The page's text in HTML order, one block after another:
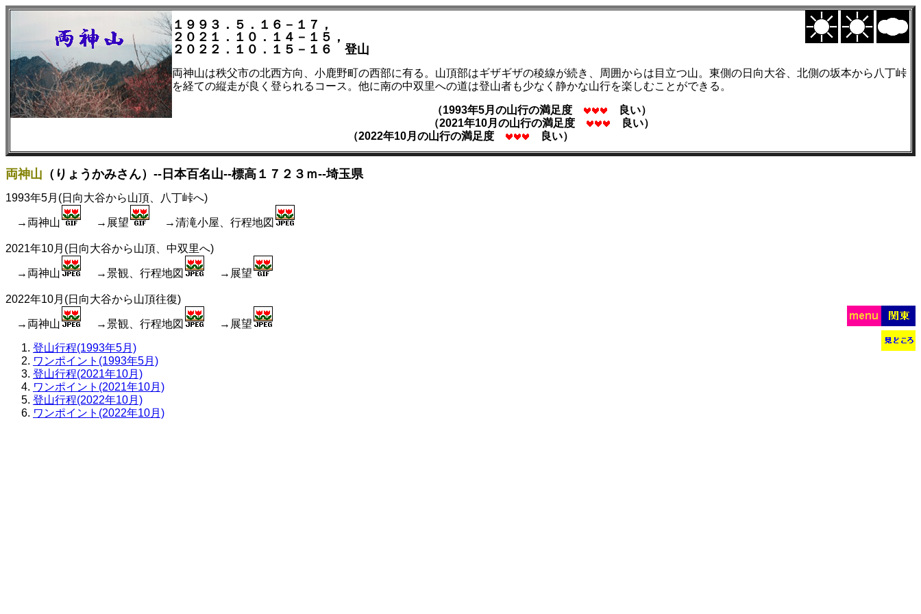
１９９３．５．１６－１７，
２０２１．１０．１４－１５，
２０２２．１０．１５－１６ 登山
両神山は秩父市の北西方向、小鹿野町の西部に有る。山頂部はギザギザの稜線が続き、周囲からは目立つ山。東側の日向大谷、北側の坂本から八丁峠
を経ての縦走が良く登られるコース。他に南の中双里への道は登山者も少なく静かな山行を楽しむことができる。
（1993年5月の山行の満足度
良い）
（2021年10月の山行の満足度
良い）
（2022年10月の山行の満足度
良い）
両神山 （りょうかみさん）--日本百名山--標高１７２３ｍ--埼玉県
1993年5月(日向大谷から山頂、八丁峠へ)
→両神山 →展望 →清滝小屋、行程地図
2021年10月(日向大谷から山頂、中双里へ)
→両神山 →景観、行程地図 →展望
2022年10月(日向大谷から山頂往復)
→両神山 →景観、行程地図 →展望
登山行程(1993年5月)
ワンポイント(1993年5月)
登山行程(2021年10月)
ワンポイント(2021年10月)
登山行程(2022年10月)
ワンポイント(2022年10月)